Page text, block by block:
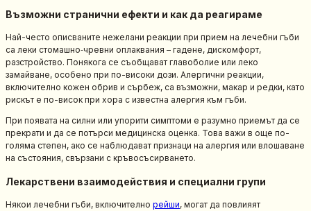
Възможни странични ефекти и как да реагираме
Най-често описваните нежелани реакции при прием на лечебни гъби
са леки стомашно‑чревни оплаквания – гадене, дискомфорт,
разстройство. Понякога се съобщават главоболие или леко
замайване, особено при по-високи дози. Алергични реакции,
включително кожен обрив и сърбеж, са възможни, макар и редки, като
рискът е по-висок при хора с известна алергия към гъби.
При появата на силни или упорити симптоми е разумно приемът да се
прекрати и да се потърси медицинска оценка. Това важи в още по-
голяма степен, ако се наблюдават признаци на алергия или влошаване
на състояния, свързани с кръвосъсирването.
Лекарствени взаимодействия и специални групи
Някои лечебни гъби, включително рейши, могат да повлияят